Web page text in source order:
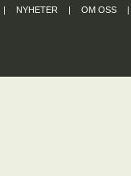
| NYHETER | OM OSS |